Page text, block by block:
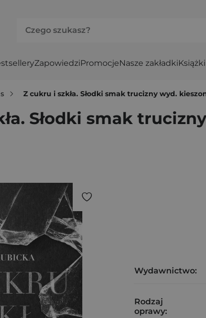
ZapowiedziPromocjeNasze zakładki
Z cukru i szkła. Słodki smak trucizny wyd.
Słodki smak
Wydawnictwo:
Rodzaj
oprawy: